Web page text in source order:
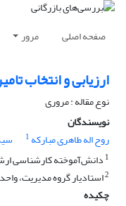
صفحه اصلی مرور
ارزیابی و انتخاب
نوع مقاله : مروری
نویسندگان
روح اله طاهری مبارکه 1
1 دانش‌آموخته کارشناسی
2استادیار گروه مدیریت،
چکیده